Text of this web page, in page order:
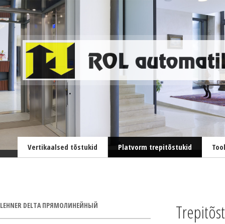
Vertikaalsed tõstukid Platvorm trepitõstukid
LEHNER DELTA ПРЯМОЛИНЕЙНЫЙ